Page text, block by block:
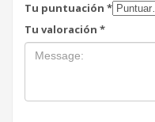
Tu puntuación *
Tu valoración *